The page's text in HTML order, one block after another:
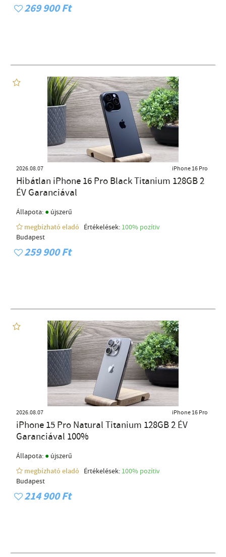
269 900 Ft
2026.08.07 iPhone 16 Pro
Hibátlan iPhone 16 Pro Black Titanium 128GB 2
ÉV Garanciával
Állapota: ● újszerű
megbízható eladó
Értékelések: 100% pozítiv
Budapest
259 900 Ft
2026.08.07 iPhone 16 Pro
iPhone 15 Pro Natural Titanium 128GB 2 ÉV
Garanciával 100%
Állapota: ● újszerű
megbízható eladó
Értékelések: 100% pozítiv
Budapest
214 900 Ft